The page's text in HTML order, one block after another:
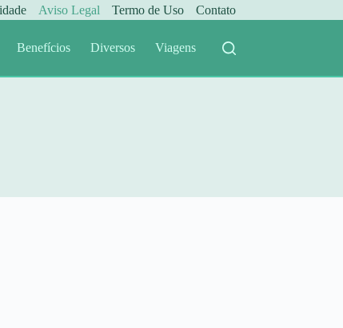
Aviso Legal Termo de Uso Contato
Benefícios Diversos Viagens